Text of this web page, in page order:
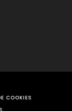
COOKIES